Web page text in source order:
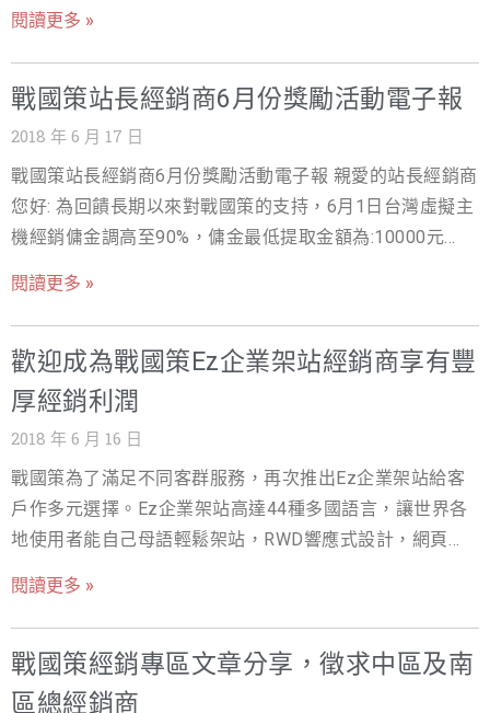
也可以選購本公司經銷型主機(9999元起可開立無限帳號)
機:0909-490-059 LINE ID:@119m
ASUS 八代Core i5雙碟獨顯筆電(市價27999元) 本公司各項
虛擬主機服務、31APP開店、線上客服系統、VIP防垃圾信
件50% 5.網址註冊、企業架站、CDN、台灣及海外專屬主
機(主機代管)20% 請參考我們的文章如何開始推廣經銷方案
https://n9s.com/2c 戰國策特別提供大家贈送網站經營五大
工具包 ，從架設網站所需的工具 : 免費次網域、EZ架站軟
安全解決服務，全部一次提供歡迎免費申請 ! 1.EZ企業架站
(一年) 2.SSL試用90天 3.網站監測服務 4.線上客服系統
(LiveChat 1人版) 5.網路刷卡機制(刷卡手續費只要2%) 6.網
站安全解決服務(Site Lock Basic) 請點選下列網址申請即
可免費開通。 https://n9s.com/2b 招募加入成為下線的方
式： 現有戰國策經銷會員登入會員系統後，將「您的推薦
超連結」提供給未加入會員之新成員，新成員使用「您的
推薦超連結」進入網站，成功加入會員及成為經銷商後，
即可成為您的子經銷 ◎請注意： 1.符合資格經銷禮卷獎項
件退費，所以
結」提供給未加入會員之新成員，新成員使用「您的推薦
超連結」進入網站，成功加入會員及成為經銷商後，即可
成為您的子經銷 為回饋長期以來對戰國策的支持，只要您
歡迎您多加利用，請務必使用您專屬的經銷連結為您的客
戶訂購方能計算傭金，請登入我們的經銷商後台取得
https://hb.nss.com.tw/index.php?/affiliates/ 本月每訂購
SSL一套就加送新光三越禮卷1000元/每套 本月每訂購台灣
額達: 2萬~5萬9999元以內: 贈送小米電視盒一台(市價1999
元) 當月銷售金額達: 6萬~9萬9999元以內: 贈送SHARP 40
吋智能連網液晶(市價9999元) 當月銷售金額達: 10萬以上:
贈送ASUS 八代Core i5雙碟獨顯筆電(市價27999元) 本公司
各項服務的傭金計算表: 1.台灣及海外雲主機服務70% 2.台
灣及海外主機服務 50% 3.SSL、線上客服系統、
31APP開店、企業架站、CDN 30% 5.商用軟體、台灣及海
金排行榜 698$75,000 TWD 729$36,359 TWD 730$36,359
TWD 720$20,250 TWD 714$16,400 TWD 473$15,300
閱讀更多 »
戰國策站長經銷商6月份獎勵活動電子報
2018 年 6 月 17 日
戰國策站長經銷商6月份獎勵活動電子報 親愛的站長經銷商
您好: 為回饋長期以來對戰國策的支持，6月1日台灣虛擬主
機經銷傭金調高至90%，傭金最低提取金額為:10000元，
您的客戶訂購方能計算傭金，請登入我們的經銷商後台取
得https://hb.nss.com.tw/index.php?/affiliates/ 本月每訂
購SSL(單價須達5000元以上)一套就加送新光三越禮卷
上)一套就加送新光三越禮卷1000元/每套 本月每訂購
Livcaht一套就加送新光三越禮卷1000元/每套 當月銷售金
額達: 3萬~5萬9999元以內: 贈送小米電視盒一台(市價1999
元) 當月銷售金額達: 6萬~9萬9999元以內: 贈送SHARP 40
吋智能連網液晶(市價9999元) 當月銷售金額達: 10萬以上:
密憑證80% 3.台灣及海外雲主機服務、EZ企業架站 70% 4.
海外虛擬主機服務、31APP開店、線上客服系統、VIP防垃
閱讀更多 »
歡迎成為戰國策Ez企業架站經銷商享有豐
厚經銷利潤
2018 年 6 月 16 日
戰國策為了滿足不同客群服務，再次推出Ez企業架站給客
戶作多元選擇。Ez企業架站高達44種多國語言，讓世界各
地使用者能自己母語輕鬆架站，RWD響應式設計，網頁大
都一應俱全，便捷易用的多功能輕鬆打造專屬網頁，可讓
完全零基礎的用戶端輕鬆架設網站，不用純熟技術也能簡
單上手，客戶還能自行管理網站後台，增加工作效率，節
閱讀更多 »
戰國策經銷專區文章分享，徵求中區及南
區總經銷商